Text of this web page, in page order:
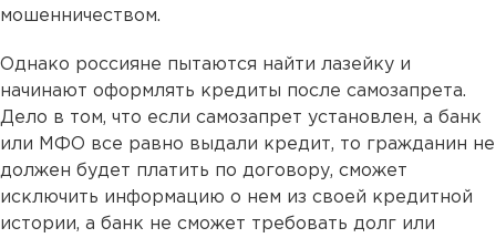
мошенничеством.
Однако россияне пытаются найти лазейку и
начинают оформлять кредиты после самозапрета.
Дело в том, что если самозапрет установлен, а банк
или МФО все равно выдали кредит, то гражданин не
должен будет платить по договору, сможет
исключить информацию о нем из своей кредитной
истории, а банк не сможет требовать долг или